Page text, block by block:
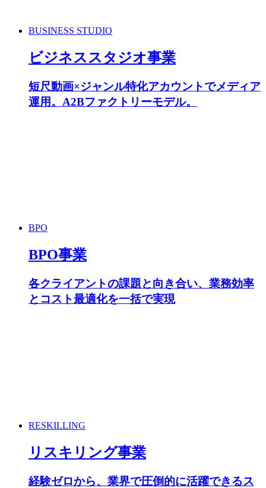
BUSINESS STUDIO
ビジネススタジオ事業
短尺動画×ジャンル特化アカウントでメディア
運用。A2Bファクトリーモデル。
BPO
BPO事業
各クライアントの課題と向き合い、業務効率
とコスト最適化を一括で実現
RESKILLING
リスキリング事業
経験ゼロから、業界で圧倒的に活躍できるス